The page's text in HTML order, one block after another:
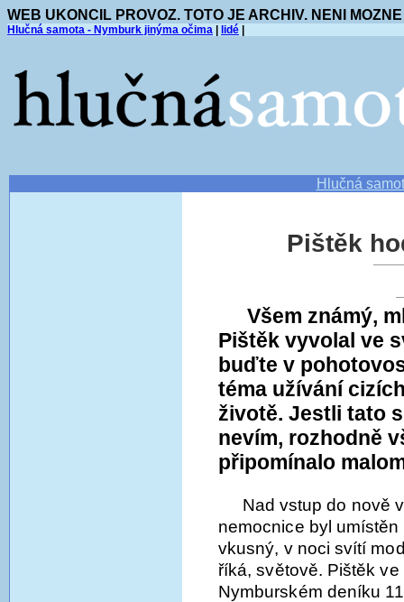
WEB UKONCIL PROVOZ. TOTO JE ARCHIV. NENI
Hlučná samota - Nymburk jinýma očima lidé
Hlučná
Pištěk
Všem známý,
Pištěk vyvolal ve
buďte v
téma užívání
životě. Jestli tato
nevím, rozhodně
připomínalo
Nad vstup do nově
nemocnice byl
vkusný, v noci svítí
říká, světově. Pištěk
Nymburském deníku